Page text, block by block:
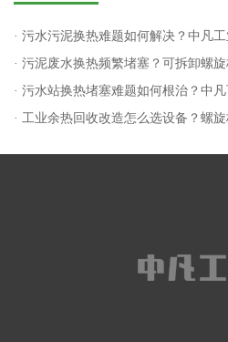
· 污水污泥换热难题如何解决？中凡
板给出低碳方案
· 污泥废水换热频繁堵塞？可拆卸螺
构解决清洗难题
· 污水站换热堵塞难题如何根治？中
换热器适配污泥处理工况
· 工业余热回收改造怎么选设备？螺